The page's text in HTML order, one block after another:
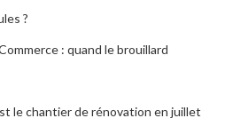
?
: quand le brouillard
le chantier de rénovation en juillet